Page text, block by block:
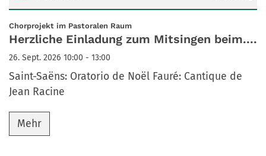
Datum: 26. September 2026
Chorprojekt im Pastoralen Raum:
Herzliche Einladung zum Mitsingen beim....
26. Sept. 2026 10:00 - 13:00
Saint-Saëns: Oratorio de Noël Fauré: Cantique de
Jean Racine
Mehr